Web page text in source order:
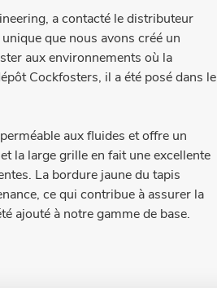
a contacté le distributeur
que nous avons créé un
aux environnements où la
Cockfosters, il a été posé dans le
aux fluides et offre un
la large grille en fait une excellente
La bordure jaune du tapis
ce qui contribue à assurer la
ajouté à notre gamme de base.